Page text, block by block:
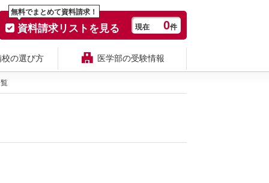
無料でまとめて資料請求！
資料請求リストを見る 現在 0件
校の選び方 医学部の受験情報